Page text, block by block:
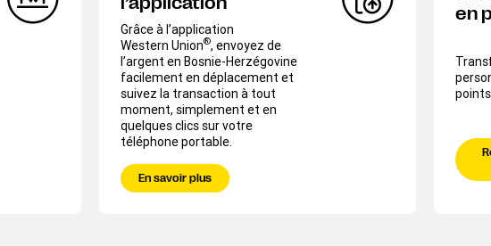
Grâce à l’application
Western Union®, envoyez de
l’argent en Bosnie-Herzégovine
facilement en déplacement et
suivez la transaction à tout
moment, simplement et en
quelques clics sur votre
téléphone portable.
En savoir plus
en